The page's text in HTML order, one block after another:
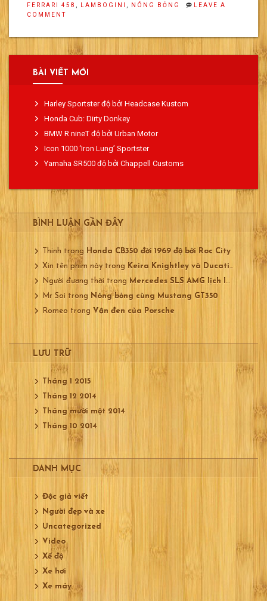
FERRARI 458 , LAMBOGINI , NÓNG BỎNG
LEAVE A
COMMENT
FERRARI
458
BÀI VIẾT MỚI
Harley Sportster độ bởi Headcase Kustom
Honda Cub: Dirty Donkey
BMW R nineT độ bởi Urban Motor
Icon 1000 ‘Iron Lung’ Sportster
Yamaha SR500 độ bởi Chappell Customs
BÌNH LUẬN GẦN ĐÂY
Thinh trong
Honda CB350 đời 1969 độ bởi Roc City
Xin tên phim này trong
Keira Knightley và Ducati 750
Người đương thời trong Mercedes SLS AMG lịch lãm
Mr Soi trong Nóng bỏng cùng Mustang GT350
Romeo trong Vận đen của Porsche
LƯU TRỮ
Tháng 1 2015
Tháng 12 2014
Tháng mười một 2014
Tháng 10 2014
DANH MỤC
Độc giả viết
Người đẹp và xe
Uncategorized
Video
Xế độ
Xe hơi
Xe máy